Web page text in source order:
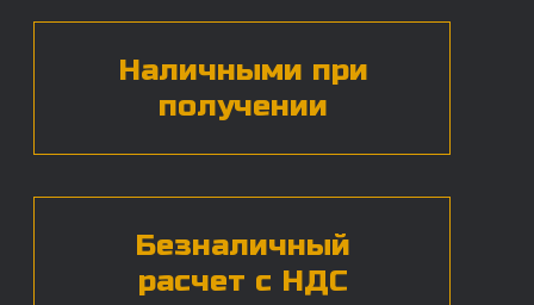
БЕСПЛАТНАЯ КОНСУЛЬТАЦИЯ
Нажимая на кнопку, вы даете согласие на обработку